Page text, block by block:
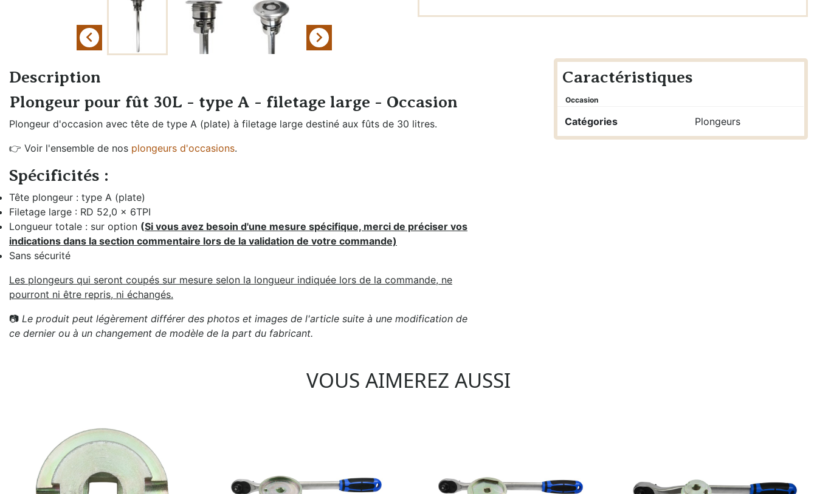
plongeurs
Mesure de
pression
Moulins à malt
Remplissage fût
et bouteille
Groupes froids et
accessoires
Oxygénation et
 
Description
Plongeur pour fût 30L - type A - filetage large - Occasion
Plongeur d'occasion avec tête de type A (plate) à filetage large destiné aux fûts de 30 litres.
👉 Voir l'ensemble de nos plongeurs d'occasions.
Spécificités :
Tête plongeur : type A (plate)
Filetage large : RD 52,0 x 6TPI
Longueur totale : sur option (Si vous avez besoin d'une mesure spécifique, merci de préciser vos
indications dans la section commentaire lors de la validation de votre commande)
Sans sécurité
Les plongeurs qui seront coupés sur mesure selon la longueur indiquée lors de la commande, ne
pourront ni être repris, ni échangés.
📷 Le produit peut légèrement différer des photos et images de l'article suite à une modification de
ce dernier ou à un changement de modèle de la part du fabricant.
Caractéristiques
Occasion
Catégories Plongeurs
VOUS AIMEREZ AUSSI